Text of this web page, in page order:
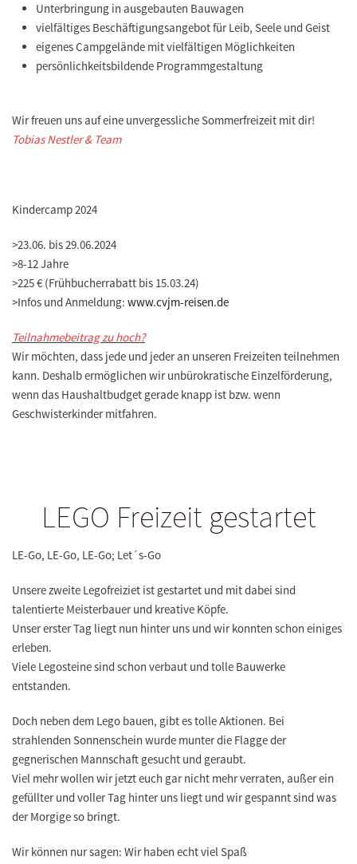
Unterbringung in ausgebauten Bauwagen
vielfältiges Beschäftigungsangebot für Leib, Seele und Geist
eigenes Campgelände mit vielfältigen Möglichkeiten
persönlichkeitsbildende Programmgestaltung
Wir freuen uns auf eine unvergessliche Sommerfreizeit mit dir!
Tobias Nestler & Team
Kindercamp 2024
>23.06. bis 29.06.2024
>8-12 Jahre
>225 € (Frühbucherrabatt bis 15.03.24)
>Infos und Anmeldung: www.cvjm-reisen.de
Teilnahmebeitrag zu hoch?
Wir möchten, dass jede und jeder an unseren Freizeiten teilnehmen
kann. Deshalb ermöglichen wir unbürokratische Einzelförderung,
wenn das Haushaltbudget gerade knapp ist bzw. wenn
Geschwisterkinder mitfahren.
LEGO Freizeit gestartet
LE-Go, LE-Go, LE-Go; Let´s-Go
Unsere zweite Legofreiziet ist gestartet und mit dabei sind
talentierte Meisterbauer und kreative Köpfe.
Unser erster Tag liegt nun hinter uns und wir konnten schon einiges
erleben.
Viele Legosteine sind schon verbaut und tolle Bauwerke
entstanden.
Doch neben dem Lego bauen, gibt es tolle Aktionen. Bei
strahlenden Sonnenschein wurde munter die Flagge der
gegnerischen Mannschaft gesucht und geraubt.
Viel mehr wollen wir jetzt euch gar nicht mehr verraten, außer ein
gefüllter und voller Tag hinter uns liegt und wir gespannt sind was
der Morgige so bringt.
Wir können nur sagen: Wir haben echt viel Spaß